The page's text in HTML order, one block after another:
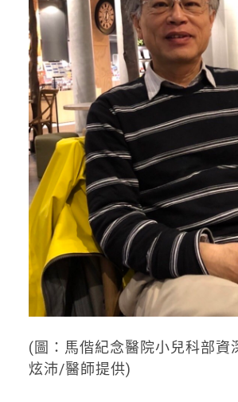
(圖：馬偕紀念醫院小兒科部資
炫沛/醫師提供)